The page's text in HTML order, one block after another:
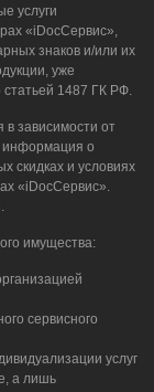
услуги
«iDocСервис»,
знаков и/или их
уже
статьей 1487 ГК РФ.
в зависимости от
информация о
скидках и условиях
«iDocСервис».
имущества:
сервисного
услуг
а лишь